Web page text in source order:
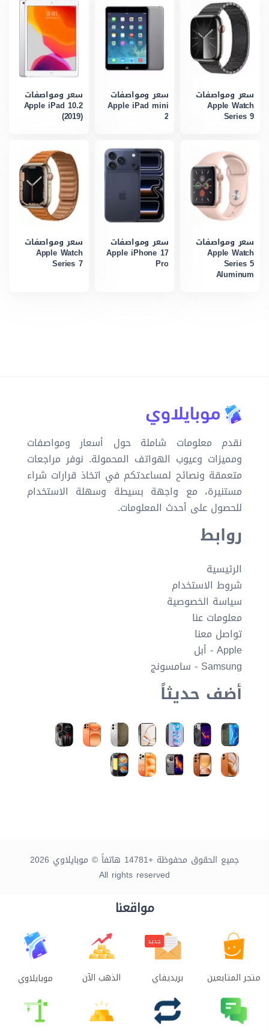
سعر ومواصفات
Apple Watch
Series 9
سعر ومواصفات
Apple iPad mini
2
سعر ومواصفات
Apple iPad 10.2
(2019)
سعر ومواصفات
Apple Watch
Series 5
Aluminum
سعر ومواصفات
Apple iPhone 17
Pro
سعر ومواصفات
Apple Watch
Series 7
نقدم معلومات شاملة حول أسعار ومواصفات
ومميزات وعيوب الهواتف المحمولة. نوفر مراجعات
متعمقة ونصائح لمساعدتكم في اتخاذ قرارات شراء
مستنيرة، مع واجهة بسيطة وسهلة الاستخدام
للحصول على أحدث المعلومات.
روابط
الرئيسية
شروط الاستخدام
سياسة الخصوصية
معلومات عنا
تواصل معنا
Apple - أبل
Samsung - سامسونج
أضف حديثاً
جميع الحقوق محفوظة +14781 هاتفاً © موبايلاوي 2026
All rights reserved